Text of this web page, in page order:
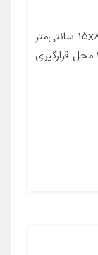
معرفی محصول جزئیات محصول ابعاد ۱۵x۸x۱۸ سانتی‌متر
وزن ۴۷ گرم جنس پلاستیک تعداد محفظه ۱ محل قرارگیری